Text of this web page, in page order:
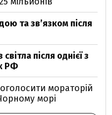
та звʼязком після
після однієї з
РФ
мораторій
морі